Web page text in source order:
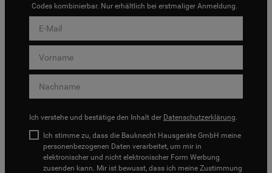
Codes kombinierbar. Nur erhältlich bei erstmaliger Anmeldung.
Ich verstehe und bestätige den Inhalt der Datenschutzerklärung.
Ich stimme zu, dass die Bauknecht Hausgeräte GmbH meine
personenbezogenen Daten verarbeitet, um mir in
elektronischer und nicht elektronischer Form Werbung
zusenden kann. Mir ist bewusst, dass ich meine Zustimmung